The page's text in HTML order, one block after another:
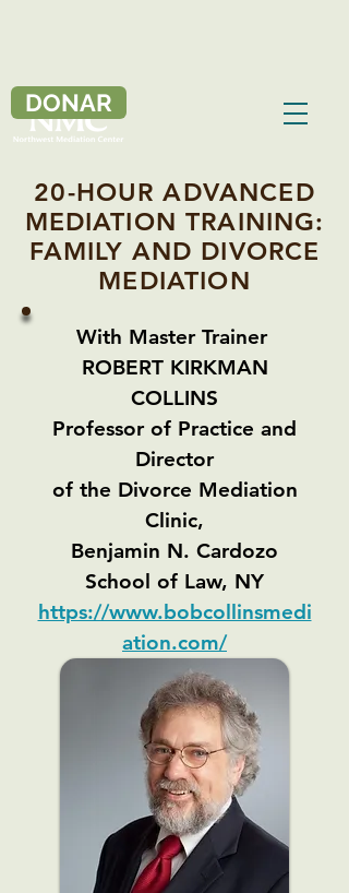
DONAR
20-HOUR ADVANCED
MEDIATION TRAINING:
FAMILY AND DIVORCE
MEDIATION
With Master Trainer
ROBERT KIRKMAN
COLLINS
Professor of Practice and
Director
of the Divorce Mediation
Clinic,
Benjamin N. Cardozo
School of Law, NY
https://www.bobcollinsmedi
ation.com/